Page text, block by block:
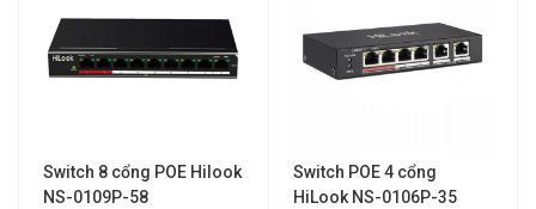
Switch 8 cổng POE Hilook
NS-0109P-58
Switch POE 4 cổng
HiLook NS-0106P-35